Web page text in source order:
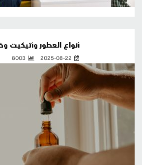
أنواع العطور وأتيكيت
2025-08-22
8003